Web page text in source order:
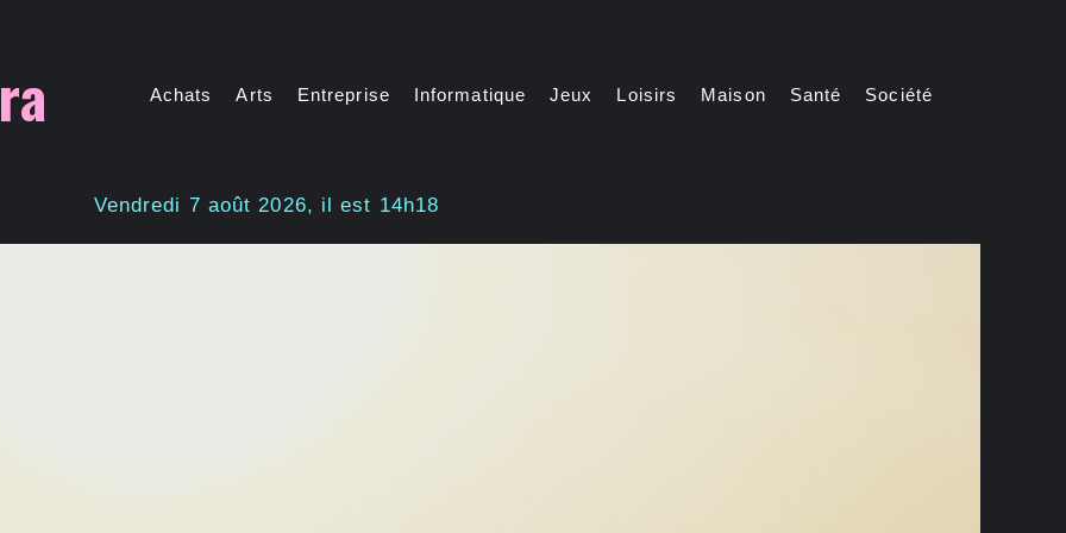
Achats Arts Entreprise Informatique Jeux Loisirs Maison Santé Société
Automatically
Vendredi 7 août 2026, il est 14h18